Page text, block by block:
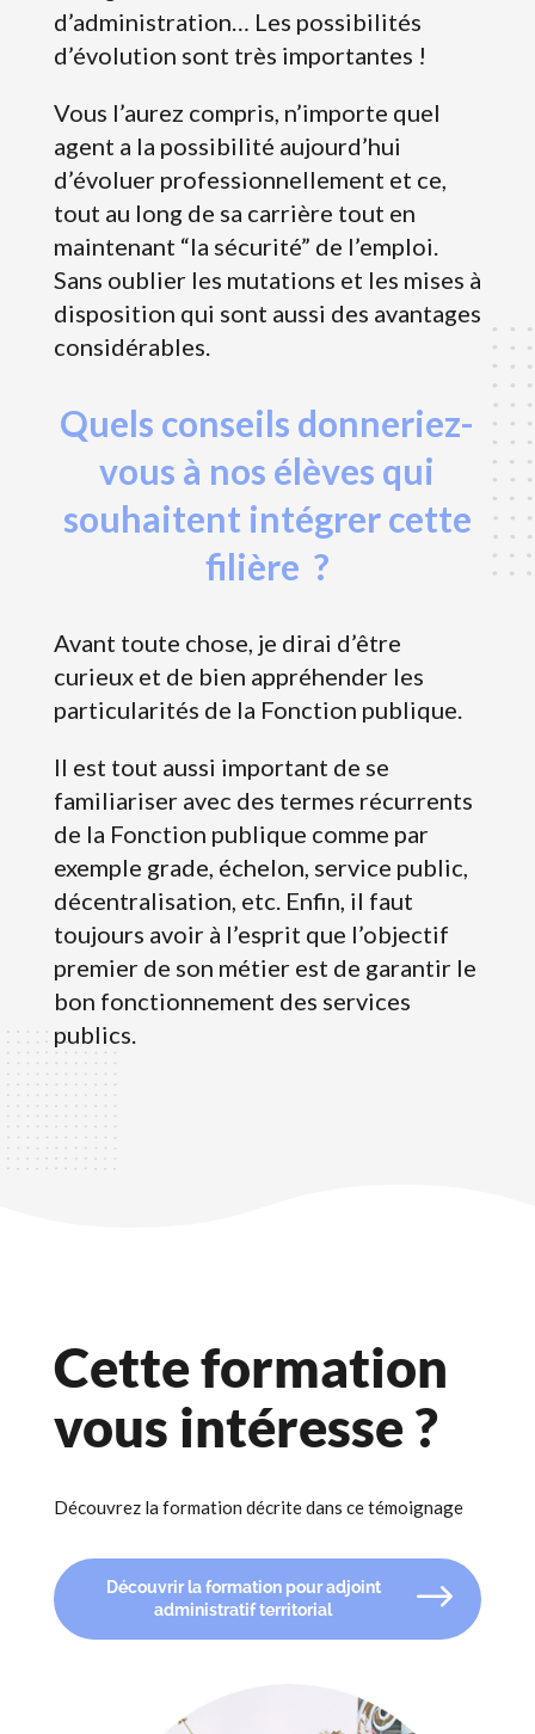
d’administration… Les possibilités
d’évolution sont très importantes !
Vous l’aurez compris, n’importe quel
agent a la possibilité aujourd’hui
d’évoluer professionnellement et ce,
tout au long de sa carrière tout en
maintenant “la sécurité” de l’emploi.
Sans oublier les mutations et les mises à
disposition qui sont aussi des avantages
considérables.
Quels conseils donneriez-
vous à nos élèves qui
souhaitent intégrer cette
filière ?
Avant toute chose, je dirai d’être
curieux et de bien appréhender les
particularités de la Fonction publique.
Il est tout aussi important de se
familiariser avec des termes récurrents
de la Fonction publique comme par
exemple grade, échelon, service public,
décentralisation, etc. Enfin, il faut
toujours avoir à l’esprit que l’objectif
premier de son métier est de garantir le
bon fonctionnement des services
publics.
Cette formation
vous intéresse ?
Découvrez la formation décrite dans ce témoignage
Découvrir la formation pour adjoint
administratif territorial